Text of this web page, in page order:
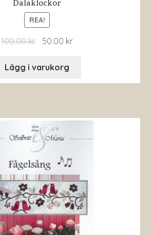
Dalaklockor
REA!
100.00kr 50.00 kr
Lägg i varukorg